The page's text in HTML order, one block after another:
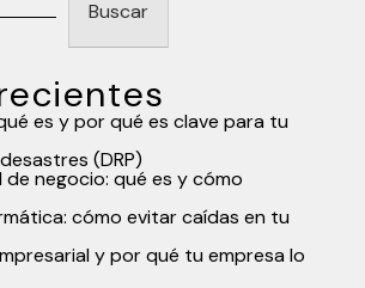
la
Buscar
es y por qué es clave para tu
(DRP)
negocio: qué es y cómo
cómo evitar caídas en tu
y por qué tu empresa lo